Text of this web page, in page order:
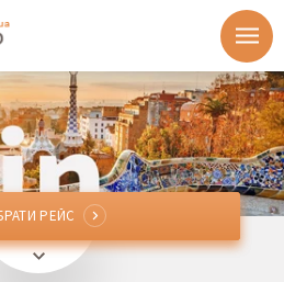
Польща
РЕЙС
РЕЙС